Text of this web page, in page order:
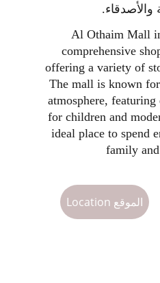
والأصدقاء.
Al Othaim Mall
comprehensive
offering a variety of
The mall is known
atmosphere, featuring
for children and
ideal place to spend
family
Location الموقع